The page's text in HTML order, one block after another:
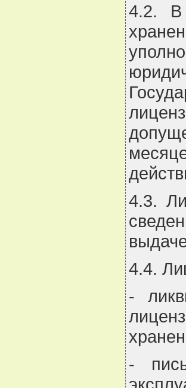
4.2. В
4.3.
4.4.
-
-